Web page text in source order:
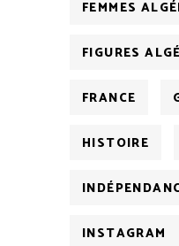
FEMMES
FIGURES
FRANCE
HISTOIRE
INSTAGRAM